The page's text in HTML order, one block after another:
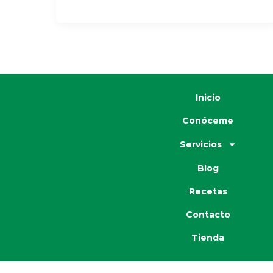
Inicio
Conóceme
Servicios
Blog
Recetas
Contacto
Tienda